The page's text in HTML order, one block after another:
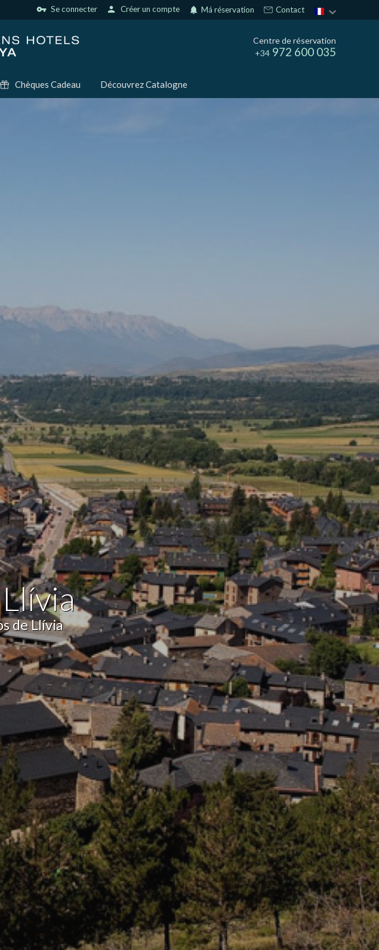
vpn_key Se connecter person Créer un compte notifications Má réservation Contact
Centre de réservation
+34 972 600 035
Chèques Cadeau Découvrez Catalogne
de Llívia
Toujours actif
des informations afin
vous acceptez leur installation.
pouvant, s'il le souhaite,
s'il doit garder à l'esprit qu'une
sur le site.
des utilisateurs de ce site. Les
utilisées pour mesurer l'activité du
utilisateurs afin d'introduire des
effectuée par les
les informations de
de nos services et offrir une
sur les préférences et les choix
de ses habitudes de
habitudes de navigation sur le
navigation de l'utilisateur.
Tout accepter